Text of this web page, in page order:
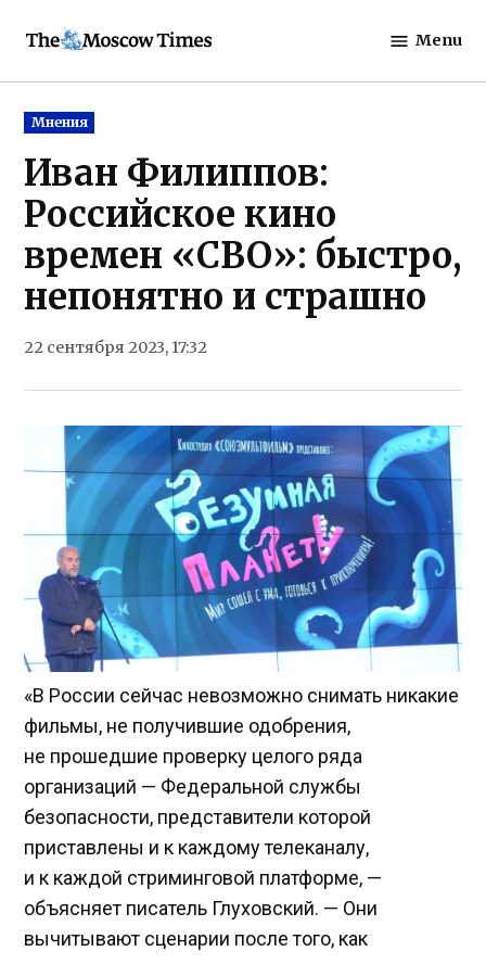
Moscow
Menu
Posted
in
Мнения
Иван Филиппов:
Российское кино
времен «СВО»: быстро,
непонятно и страшно
22 сентября 2023, 17:32
«В России сейчас невозможно снимать никакие
фильмы, не получившие одобрения,
не прошедшие проверку целого ряда
организаций — Федеральной службы
безопасности, представители которой
приставлены и к каждому телеканалу,
и к каждой стриминговой платформе, —
объясняет писатель Глуховский. — Они
вычитывают сценарии после того, как